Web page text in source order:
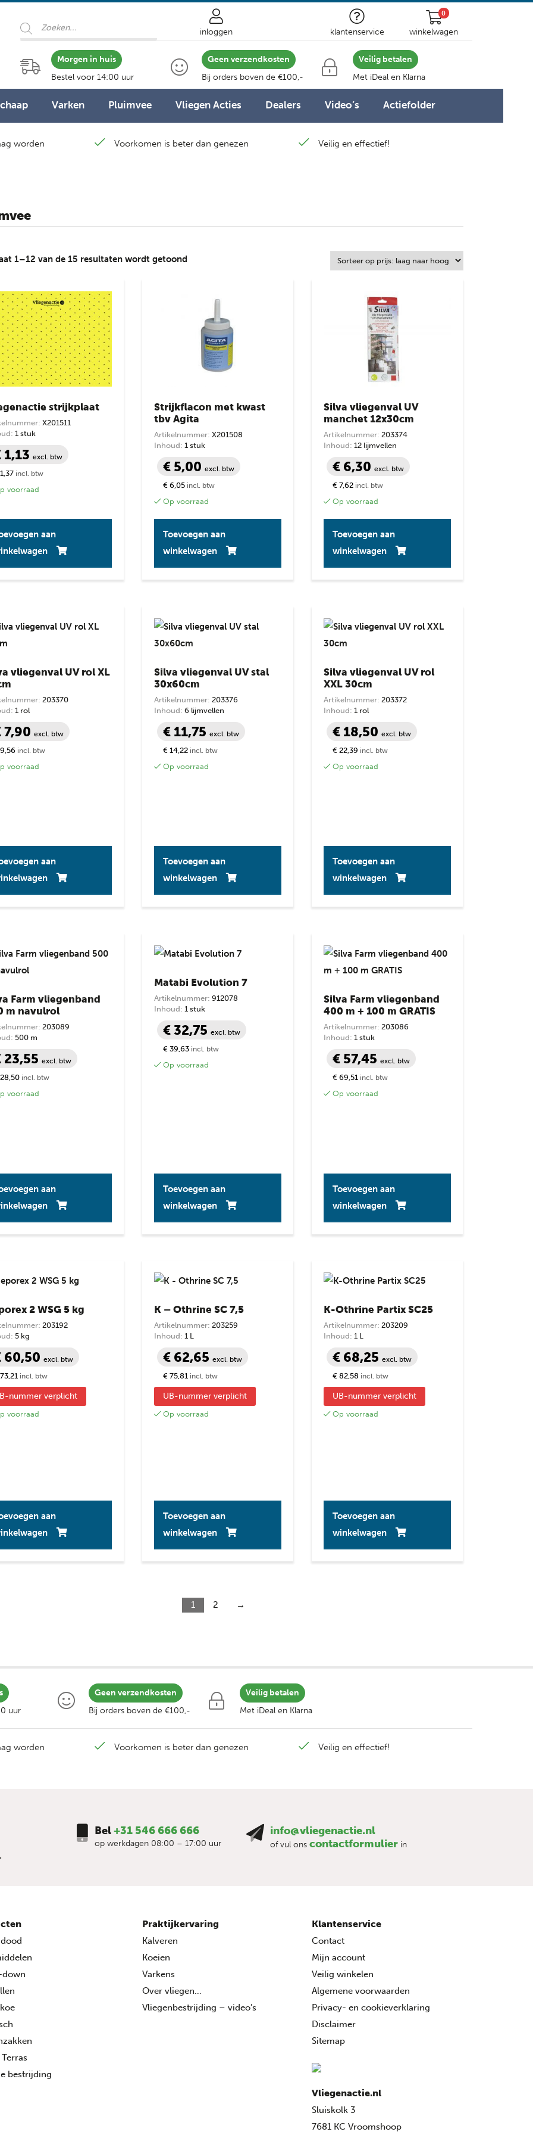
Producten
zoeken
inloggen klantenservice
0
winkelwagen
Morgen in huis
Bestel voor 14:00 uur
Geen verzendkosten
Bij orders boven de €100,-
Veilig betalen
Met iDeal en Klarna
Varken Pluimvee Vliegen Acties Dealers Video’s Actiefolder
worden Voorkomen is beter dan genezen Veilig en effectief!
1–12 van de 15 resultaten wordt getoondGesorteerd
naar
hoog
strijkplaat
X201511
1 stuk
1,13 excl. btw
incl. btw
voorraad
aan
Strijkflacon met kwast
tbv Agita
Artikelnummer: X201508
Inhoud: 1 stuk
€ 5,00excl. btw
€ 6,05 incl. btw
Op voorraad
Toevoegen aan
winkelwagen
Silva vliegenval UV
manchet 12x30cm
Artikelnummer: 203374
Inhoud: 12 lijmvellen
€ 6,30excl. btw
€ 7,62 incl. btw
Op voorraad
Toevoegen aan
winkelwagen
vliegenval UV rol XL
203370
1 rol
7,90 excl. btw
incl. btw
voorraad
aan
Silva vliegenval UV stal
30x60cm
Artikelnummer: 203376
Inhoud: 6 lijmvellen
€ 11,75excl. btw
€ 14,22 incl. btw
Op voorraad
Toevoegen aan
winkelwagen
Silva vliegenval UV rol
XXL 30cm
Artikelnummer: 203372
Inhoud: 1 rol
€ 18,50excl. btw
€ 22,39 incl. btw
Op voorraad
Toevoegen aan
winkelwagen
Farm vliegenband
m navulrol
203089
500 m
23,55 excl. btw
incl. btw
voorraad
aan
Matabi Evolution 7
Artikelnummer: 912078
Inhoud: 1 stuk
€ 32,75excl. btw
€ 39,63 incl. btw
Op voorraad
Toevoegen aan
winkelwagen
Silva Farm vliegenband
400 m + 100 m GRATIS
Artikelnummer: 203086
Inhoud: 1 stuk
€ 57,45excl. btw
€ 69,51 incl. btw
Op voorraad
Toevoegen aan
winkelwagen
2 WSG 5 kg
203192
5 kg
60,50 excl. btw
incl. btw
nummer verplicht
voorraad
aan
K – Othrine SC 7,5
Artikelnummer: 203259
Inhoud: 1 L
€ 62,65excl. btw
€ 75,81 incl. btw
UB-nummer verplicht
Op voorraad
Toevoegen aan
winkelwagen
K-Othrine Partix SC25
Artikelnummer: 203209
Inhoud: 1 L
€ 68,25excl. btw
€ 82,58 incl. btw
UB-nummer verplicht
Op voorraad
Toevoegen aan
winkelwagen
1 2 →
uur
Geen verzendkosten
Bij orders boven de €100,-
Veilig betalen
Met iDeal en Klarna
worden Voorkomen is beter dan genezen Veilig en effectief!
Bel+31 546 666 666
op werkdagen 08:00 – 17:00 uur
info@vliegenactie.nl
of vul ons contactformulier in
down
bestrijding
Praktijkervaring
Kalveren
Koeien
Varkens
Over vliegen…
Vliegenbestrijding – video’s
Klantenservice
Contact
Mijn account
Veilig winkelen
Algemene voorwaarden
Privacy- en cookieverklaring
Disclaimer
Sitemap
Vliegenactie.nl
Sluiskolk 3
7681 KC Vroomshoop